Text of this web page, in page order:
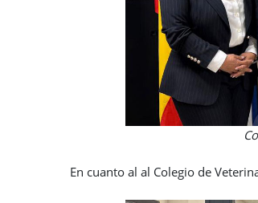
En cuanto al al Colegio de